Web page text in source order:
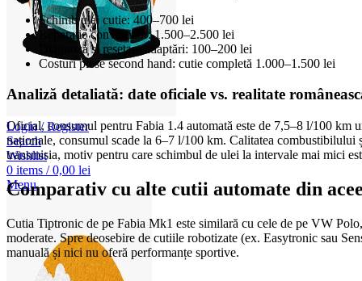
Login / Register
Search
Wishlist
0 items / 0,00 lei
Menu
Schimb ulei cutie: 400–700 lei
Reparație convertizor: 1.500–2.500 lei
Diagnoză și resetare adaptări: 100–200 lei
Costuri piese second hand: cutie completă 1.000–1.500 lei
Analiză detaliată: date oficiale vs. realitate
Oficial, consumul pentru Fabia 1.4 automată este de 7,5–8 l/100 km
naționale, consumul scade la 6–7 l/100 km. Calitatea
transmisia, motiv pentru care schimbul de ulei la intervale mai mici
Comparativ cu alte cutii automate din
Cutia Tiptronic de pe Fabia Mk1 este similară cu cele de pe VW
moderate. Spre deosebire de cutiile robotizate (ex. Easytronic sau
manuală și nici nu oferă performanțe sportive.